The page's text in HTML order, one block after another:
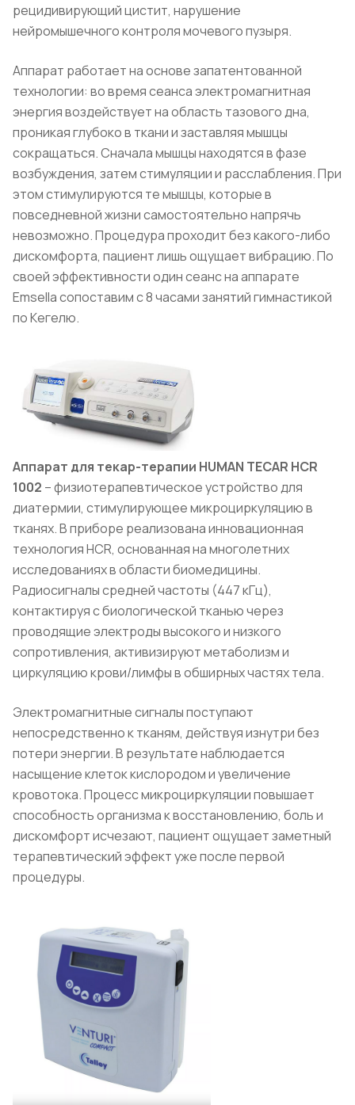
рецидивирующий цистит, нарушение
нейромышечного контроля мочевого пузыря.
Аппарат работает на основе запатентованной
технологии: во время сеанса электромагнитная
энергия воздействует на область тазового дна,
проникая глубоко в ткани и заставляя мышцы
сокращаться. Сначала мышцы находятся в фазе
возбуждения, затем стимуляции и расслабления. При
этом стимулируются те мышцы, которые в
повседневной жизни самостоятельно напрячь
невозможно. Процедура проходит без какого-либо
дискомфорта, пациент лишь ощущает вибрацию. По
своей эффективности один сеанс на аппарате
Emsella сопоставим с 8 часами занятий гимнастикой
по Кегелю.
Аппарат для текар-терапии HUMAN TECAR HCR
1002 – физиотерапевтическое устройство для
диатермии, стимулирующее микроциркуляцию в
тканях. В приборе реализована инновационная
технология HCR, основанная на многолетних
исследованиях в области биомедицины.
Радиосигналы средней частоты (447 кГц),
контактируя с биологической тканью через
проводящие электроды высокого и низкого
сопротивления, активизируют метаболизм и
циркуляцию крови/лимфы в обширных частях тела.
Электромагнитные сигналы поступают
непосредственно к тканям, действуя изнутри без
потери энергии. В результате наблюдается
насыщение клеток кислородом и увеличение
кровотока. Процесс микроциркуляции повышает
способность организма к восстановлению, боль и
дискомфорт исчезают, пациент ощущает заметный
терапевтический эффект уже после первой
процедуры.